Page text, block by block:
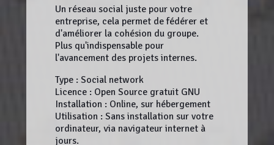
Un réseau social juste pour votre
entreprise, cela permet de fédérer et
d'améliorer la cohésion du groupe.
Plus qu'indispensable pour
l'avancement des projets internes.
Type : Social network
Licence : Open Source gratuit GNU
Installation : Online, sur hébergement
Utilisation : Sans installation sur votre
ordinateur, via navigateur internet à
jours.